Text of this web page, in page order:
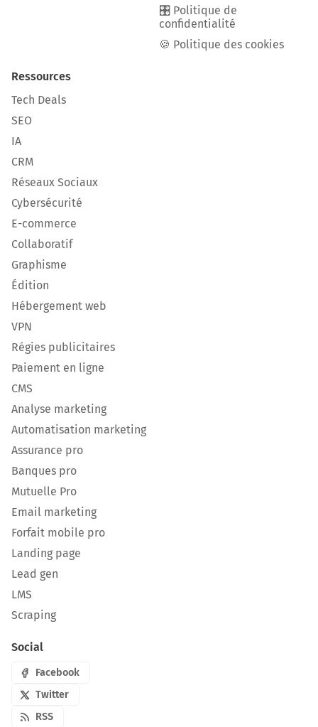
🎛️ Politique de
confidentialité
🍪 Politique des cookies
Ressources
Tech Deals
SEO
IA
CRM
Réseaux Sociaux
Cybersécurité
E-commerce
Collaboratif
Graphisme
Édition
Hébergement web
VPN
Régies publicitaires
Paiement en ligne
CMS
Analyse marketing
Automatisation marketing
Assurance pro
Banques pro
Mutuelle Pro
Email marketing
Forfait mobile pro
Landing page
Lead gen
LMS
Scraping
Social
Facebook
Twitter
RSS